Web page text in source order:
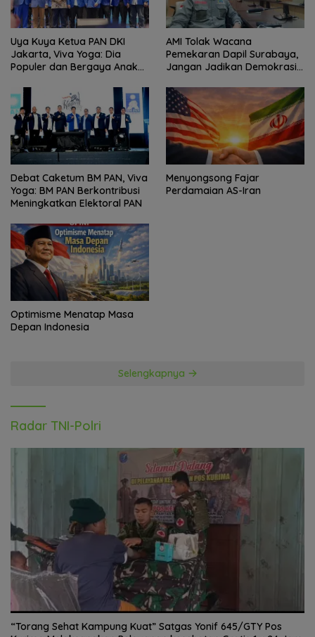
Uya Kuya Ketua PAN DKI
Jakarta, Viva Yoga: Dia
Populer dan Bergaya Anak
AMI Tolak Wacana
Pemekaran Dapil Surabaya,
Jangan Jadikan Demokrasi
Politik
Debat Caketum BM PAN, Viva
Yoga: BM PAN Berkontribusi
Meningkatkan Elektoral PAN
Menyongsong Fajar
Perdamaian AS-Iran
Optimisme Menatap Masa
Depan Indonesia
Selengkapnya
Radar TNI-Polri
“Torang Sehat Kampung Kuat” Satgas Yonif 645/GTY Pos